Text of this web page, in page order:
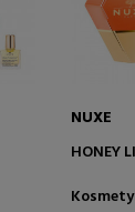
NUXE
HONEY